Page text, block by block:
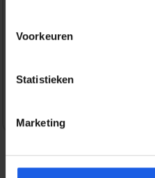
Voorkeuren
Statistieken
Marketing
Veilig en snel betalen